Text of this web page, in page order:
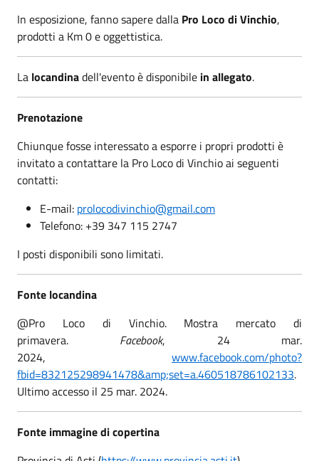
In esposizione, fanno sapere dalla Pro Loco di Vinchio,
prodotti a Km 0 e oggettistica.
La locandinadell'evento è disponibile in allegato.
Prenotazione
Chiunque fosse interessato a esporre i propri prodotti è
invitato a contattare la Pro Loco di Vinchio ai seguenti
contatti:
E-mail: prolocodivinchio@gmail.com
Telefono: +39 347 115 2747
I posti disponibili sono limitati.
Fonte locandina
@Pro Loco di Vinchio. Mostra mercato di
primavera. Facebook, 24 mar.
2024, www.facebook.com/photo?
fbid=832125298941478&amp;set=a.460518786102133.
Ultimo accesso il 25 mar. 2024.
Fonte immagine di copertina